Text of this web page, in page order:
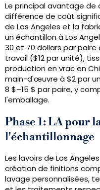
Le principal avantage de
différence de coût
de Los Angeles et la
un échantillon à Los
30 et 70 dollars par
travail ($12 par unité),
production en vrac en
main-d'œuvre à $2 par
8 $–15 $ par paire, y
l'emballage.
Phase 1: LA pour
l'échantillonnage
Les lavoirs de Los
création de finitions
lavage personnalisées,